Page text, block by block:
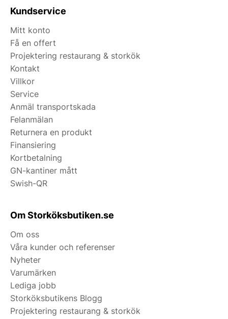
Kundservice
Mitt konto
Få en offert
Projektering restaurang & storkök
Kontakt
Villkor
Service
Anmäl transportskada
Felanmälan
Returnera en produkt
Finansiering
Kortbetalning
GN-kantiner mått
Swish-QR
Om Storköksbutiken.se
Om oss
Våra kunder och referenser
Nyheter
Varumärken
Lediga jobb
Storköksbutikens Blogg
Projektering restaurang & storkök